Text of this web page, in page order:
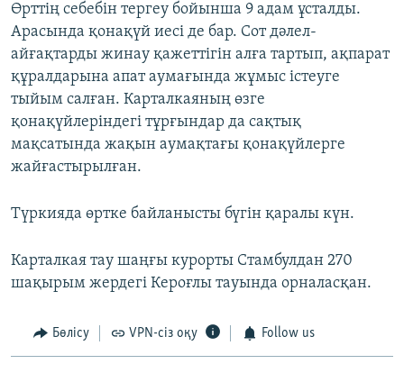
Өрттің себебін тергеу бойынша 9 адам ұсталды.
Арасында қонақүй иесі де бар. Сот дәлел-
айғақтарды жинау қажеттігін алға тартып, ақпарат
құралдарына апат аумағында жұмыс істеуге
тыйым салған. Карталкаяның өзге
қонақүйлеріндегі тұрғындар да сақтық
мақсатында жақын аумақтағы қонақүйлерге
жайғастырылған.
Түркияда өртке байланысты бүгін қаралы күн.
Карталкая тау шаңғы курорты Стамбулдан 270
шақырым жердегі Кероғлы тауында орналасқан.
Бөлісу VPN-сіз оқу Follow us